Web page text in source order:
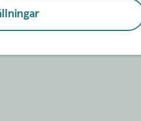
prenumerationer